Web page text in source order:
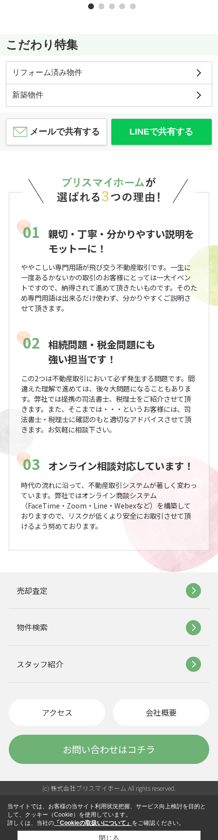
こだわり特集
リフォーム済み物件
新築物件
メールで共有する LINEで共有する
01
親切・丁寧・分かりやすい説明を
モットーに！
ややこしい専門用語が飛び交う不動産取引です。一生に
一度あるかないかの取引のお客様にとっては一大イベン
トですので、納得されて進めて頂きたいものです。そのた
め専門用語は出来るだけ使わず、分かりやすくご説明さ
せて頂きます。
02 相続問題・税金問題にも
強い担当です！
この2つは不動産取引において必ず発生する問題です。間
違えた理解で進めては、後々大問題になることもありま
す。弊社では提携の司法書士、税理士をご紹介させて頂
きます。また、そこまでは・・・というお客様には、司
法書士・税理士に確認のもと適切なアドバイスさせて頂
きます。お気軽に相談下さい。
03 オンライン相談対応しています！
時代の流れに沿って、不動産取引システムが著しく変わっ
ています。弊社ではオンライン商談システム
（FaceTime・Zoom・Line・Webexなど）を構築して
おりますので、リスクが低くより安全にお取引させて頂
けるよう努めております。
売却査定
物件検索
スタッフ紹介
アクセス 会社概要
お問い合わせはコチラ
(c) 株式会社ブリスマイホーム All rights reserved.
当サイトでは、お客様の当サイト利用状況把握、サービス向上検討を目的と
して、クッキー（Cookie）を使用しています。
詳しくは、当社の 「Cookieの取扱いについて」 をご確認ください。
閉じる